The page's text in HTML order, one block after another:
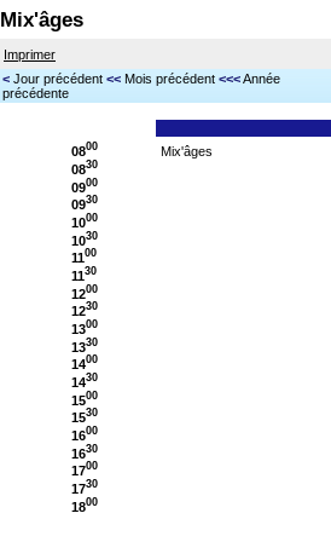
Mix'âges
Imprimer
< Jour précédent << Mois précédent <<<Année
précédente
0800
0830
0900
0930
1000
1030
1100
1130
1200
1230
1300
1330
1400
1430
1500
1530
1600
1630
1700
1730
1800
Mix'âges